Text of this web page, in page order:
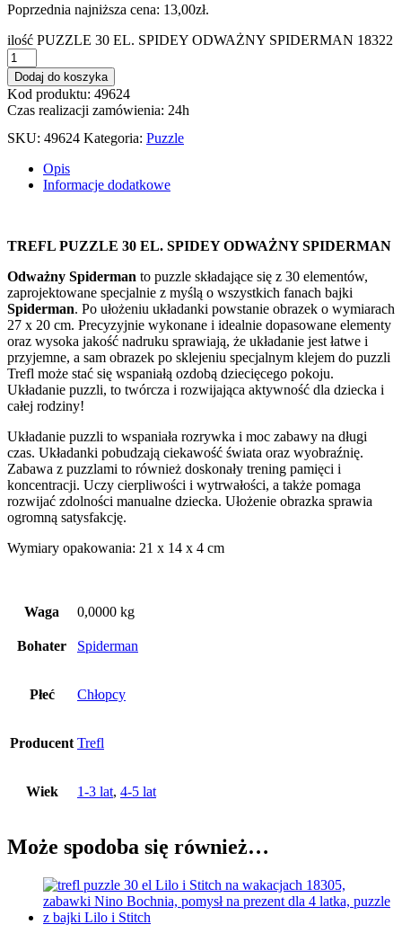
Poprzednia najniższa cena: 13,00zł.
ilość PUZZLE 30 EL. SPIDEY ODWAŻNY SPIDERMAN 18322
Dodaj do koszyka
Kod produktu: 49624
Czas realizacji zamówienia: 24h
SKU: 49624 Kategoria: Puzzle
Opis
Informacje dodatkowe
TREFL PUZZLE 30 EL. SPIDEY ODWAŻNY SPIDERMAN
Odważny Spiderman to puzzle składające się z 30 elementów,
zaprojektowane specjalnie z myślą o wszystkich fanach bajki
Spiderman. Po ułożeniu układanki powstanie obrazek o wymiarach
27 x 20 cm. Precyzyjnie wykonane i idealnie dopasowane elementy
oraz wysoka jakość nadruku sprawiają, że układanie jest łatwe i
przyjemne, a sam obrazek po sklejeniu specjalnym klejem do puzzli
Trefl może stać się wspaniałą ozdobą dziecięcego pokoju.
Układanie puzzli, to twórcza i rozwijająca aktywność dla dziecka i
całej rodziny!
Układanie puzzli to wspaniała rozrywka i moc zabawy na długi
czas. Układanki pobudzają ciekawość świata oraz wyobraźnię.
Zabawa z puzzlami to również doskonały trening pamięci i
koncentracji. Uczy cierpliwości i wytrwałości, a także pomaga
rozwijać zdolności manualne dziecka. Ułożenie obrazka sprawia
ogromną satysfakcję.
Wymiary opakowania: 21 x 14 x 4 cm
Waga 0,0000 kg
Bohater Spiderman
Płeć Chłopcy
Producent Trefl
Wiek 1-3 lat, 4-5 lat
Może spodoba się również…